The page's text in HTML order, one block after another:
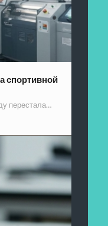
спортивной
перестала…